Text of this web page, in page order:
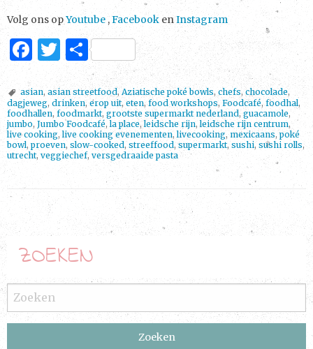
Volg ons opYoutube ,FacebookenInstagram
F
c
e
b
o
T
w
it
te
r
D
el
e
n
asian, asian streetfood, Aziatische poké bowls, chefs, chocolade,
dagjeweg, drinken, erop uit, eten,food workshops, Foodcafé, foodhal ,
foodhallen, foodmarkt, grootste supermarkt nederland , guacamole,
jumbo, Jumbo Foodcafé,la place,leidsche rijn,leidsche rijn centrum,
live cooking,live cooking evenementen,livecooking,mexicaans,poké
bowl ,proeven, slow-cooked, streeffood ,supermarkt, sushi, sushi rolls,
utrecht, veggiechef, versgedraaide pasta
t
N
a
ZOEKEN